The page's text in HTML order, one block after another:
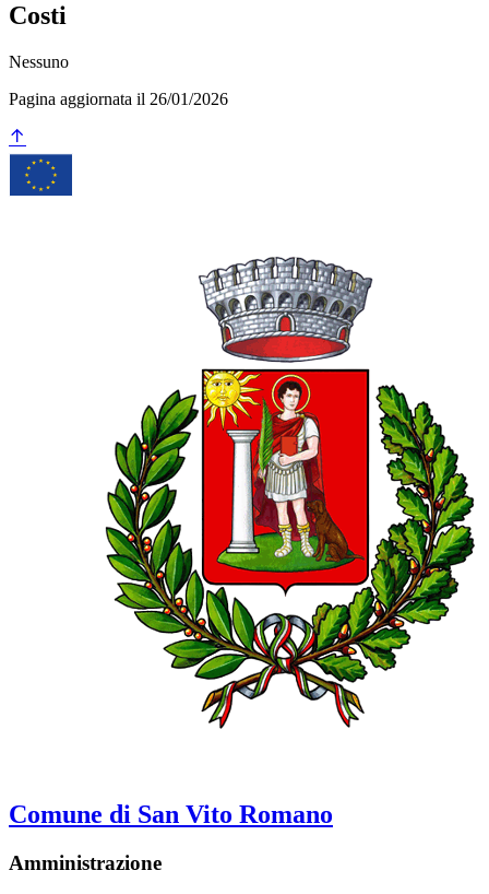
Costi
Nessuno
Pagina aggiornata il 26/01/2026
Comune di San Vito Romano
Amministrazione